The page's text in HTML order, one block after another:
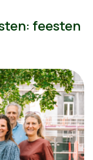
feesten